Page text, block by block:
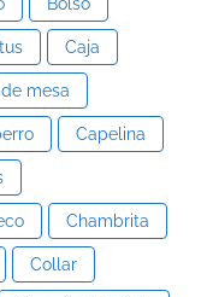
Caja
mesa
Capelina
Chambrita
Collar